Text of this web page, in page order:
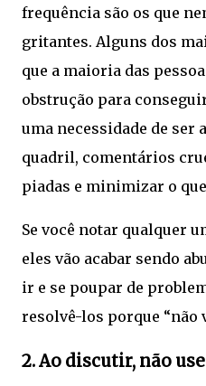
frequência são os que
gritantes. Alguns dos
que a maioria das
obstrução para
uma necessidade de ser
quadril, comentários
piadas e minimizar o
Se você notar qualquer
eles vão acabar sendo
ir e se poupar de
resolvê-los porque “não
2. Ao discutir, não use